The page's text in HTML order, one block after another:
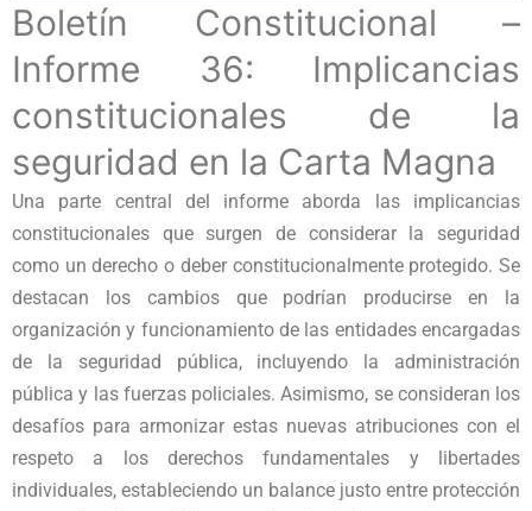
Boletín Constitucional –
Informe 36: Implicancias
constitucionales de la
seguridad en la Carta Magna
Una parte central del informe aborda las implicancias
constitucionales que surgen de considerar la seguridad
como un derecho o deber constitucionalmente protegido. Se
destacan los cambios que podrían producirse en la
organización y funcionamiento de las entidades encargadas
de la seguridad pública, incluyendo la administración
pública y las fuerzas policiales. Asimismo, se consideran los
desafíos para armonizar estas nuevas atribuciones con el
respeto a los derechos fundamentales y libertades
individuales, estableciendo un balance justo entre protección